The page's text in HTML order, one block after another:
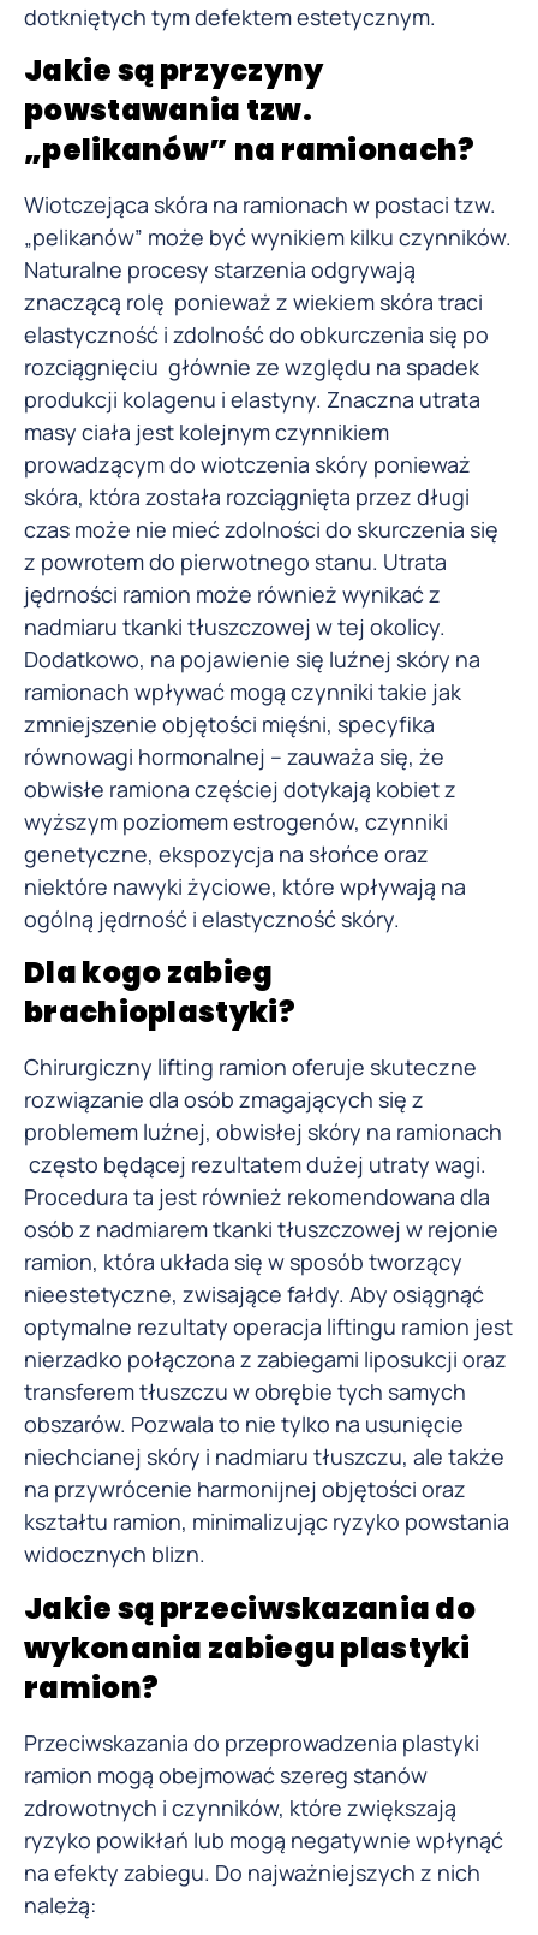
dotkniętych tym defektem estetycznym.
Jakie są przyczyny
powstawania tzw.
„pelikanów” na ramionach?
Wiotczejąca skóra na ramionach w postaci tzw.
„pelikanów” może być wynikiem kilku czynników.
Naturalne procesy starzenia odgrywają
znaczącą rolę ponieważ z wiekiem skóra traci
elastyczność i zdolność do obkurczenia się po
rozciągnięciu głównie ze względu na spadek
produkcji kolagenu i elastyny. Znaczna utrata
masy ciała jest kolejnym czynnikiem
prowadzącym do wiotczenia skóry ponieważ
skóra, która została rozciągnięta przez długi
czas może nie mieć zdolności do skurczenia się
z powrotem do pierwotnego stanu. Utrata
jędrności ramion może również wynikać z
nadmiaru tkanki tłuszczowej w tej okolicy.
Dodatkowo, na pojawienie się luźnej skóry na
ramionach wpływać mogą czynniki takie jak
zmniejszenie objętości mięśni, specyfika
równowagi hormonalnej – zauważa się, że
obwisłe ramiona częściej dotykają kobiet z
wyższym poziomem estrogenów, czynniki
genetyczne, ekspozycja na słońce oraz
niektóre nawyki życiowe, które wpływają na
ogólną jędrność i elastyczność skóry.
Dla kogo zabieg
brachioplastyki?
Chirurgiczny lifting ramion oferuje skuteczne
rozwiązanie dla osób zmagających się z
problemem luźnej, obwisłej skóry na ramionach
często będącej rezultatem dużej utraty wagi.
Procedura ta jest również rekomendowana dla
osób z nadmiarem tkanki tłuszczowej w rejonie
ramion, która układa się w sposób tworzący
nieestetyczne, zwisające fałdy. Aby osiągnąć
optymalne rezultaty operacja liftingu ramion jest
nierzadko połączona z zabiegami liposukcji oraz
transferem tłuszczu w obrębie tych samych
obszarów. Pozwala to nie tylko na usunięcie
niechcianej skóry i nadmiaru tłuszczu, ale także
na przywrócenie harmonijnej objętości oraz
kształtu ramion, minimalizując ryzyko powstania
widocznych blizn.
Jakie są przeciwskazania do
wykonania zabiegu plastyki
ramion?
Przeciwskazania do przeprowadzenia plastyki
ramion mogą obejmować szereg stanów
zdrowotnych i czynników, które zwiększają
ryzyko powikłań lub mogą negatywnie wpłynąć
na efekty zabiegu. Do najważniejszych z nich
należą: